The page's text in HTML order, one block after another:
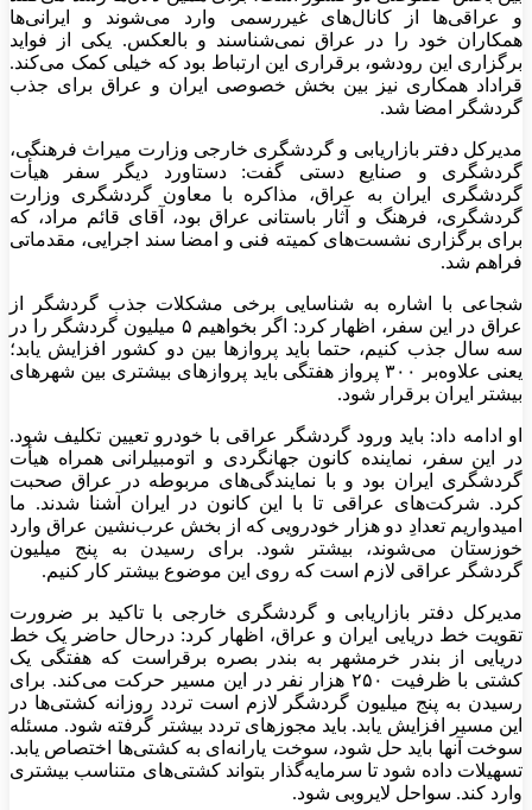
و عراقی‌ها از کانال‌های غیررسمی وارد می‌شوند و ایرانی‌ها
همکاران خود را در عراق نمی‌شناسند و بالعکس. یکی از فواید
برگزاری این رودشو، برقراری این ارتباط بود که خیلی کمک می‌کند.
قراداد همکاری نیز بین بخش خصوصی ایران و عراق برای جذب
گردشگر امضا شد.
مدیرکل دفتر بازاریابی و گردشگری خارجی وزارت میراث فرهنگی،
گردشگری و صنایع دستی گفت: دستاورد دیگر سفر هیأت
گردشگری ایران به عراق، مذاکره با معاون گردشگری وزارت
گردشگری، فرهنگ و آثار باستانی عراق بود، آقای قائم مراد، که
برای برگزاری نشست‌های کمیته فنی و امضا سند اجرایی، مقدماتی
فراهم شد.
شجاعی با اشاره به شناسایی برخی مشکلات جذب گردشگر از
عراق در این سفر، اظهار کرد: اگر بخواهیم ۵ میلیون گردشگر را در
سه سال جذب کنیم، حتما باید پرواز‌ها بین دو کشور افزایش یابد؛
یعنی علاوه‌بر ۳۰۰ پرواز هفتگی باید پرواز‌های بیشتری بین شهر‌های
بیشتر ایران برقرار شود.
او ادامه داد: باید ورود گردشگر عراقی با خودرو تعیین تکلیف شود.
در این سفر، نماینده کانون جهانگردی و اتومبیلرانی همراه هیأت
گردشگری ایران بود و با نمایندگی‌های مربوطه در عراق صحبت
کرد. شرکت‌های عراقی تا با این کانون در ایران آشنا شدند. ما
امیدواریم تعدادِ دو هزار خودرویی که از بخش عرب‌نشین عراق وارد
خوزستان می‌شوند، بیشتر شود. برای رسیدن به پنج میلیون
گردشگر عراقی لازم است که روی این موضوع بیشتر کار کنیم.
مدیرکل دفتر بازاریابی و گردشگری خارجی با تاکید بر ضرورت
تقویت خط دریایی ایران و عراق، اظهار کرد: درحال حاضر یک خط
دریایی از بندر خرمشهر به بندر بصره برقراست که هفتگی یک
کشتی با ظرفیت ۲۵۰ هزار نفر در این مسیر حرکت می‌کند. برای
رسیدن به پنج میلیون گردشگر لازم است تردد روزانه کشتی‌ها در
این مسیر افزایش یابد. باید مجوز‌های تردد بیشتر گرفته شود. مسئله
سوخت آنها باید حل شود، سوخت یارانه‌ای به کشتی‌ها اختصاص یابد.
تسهیلات داده شود تا سرمایه‌گذار بتواند کشتی‌های متناسب بیشتری
وارد کند. سواحل لایروبی شود.